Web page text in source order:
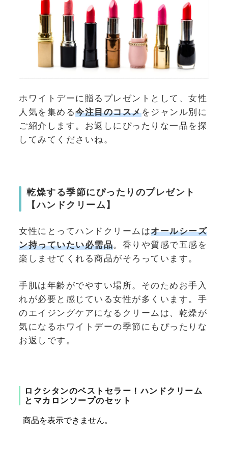
ホワイトデーに贈るプレゼントとして、女性
人気を集める今注目のコスメをジャンル別に
ご紹介します。お返しにぴったりな一品を探
してみてくださいね。
乾燥する季節にぴったりのプレゼント
【ハンドクリーム】
女性にとってハンドクリームはオールシーズ
ン持っていたい必需品。香りや質感で五感を
楽しませてくれる商品がそろっています。
手肌は年齢がでやすい場所。そのためお手入
れが必要と感じている女性が多くいます。手
のエイジングケアになるクリームは、乾燥が
気になるホワイトデーの季節にもぴったりな
お返しです。
ロクシタンのベストセラー！ハンドクリーム
とマカロンソープのセット